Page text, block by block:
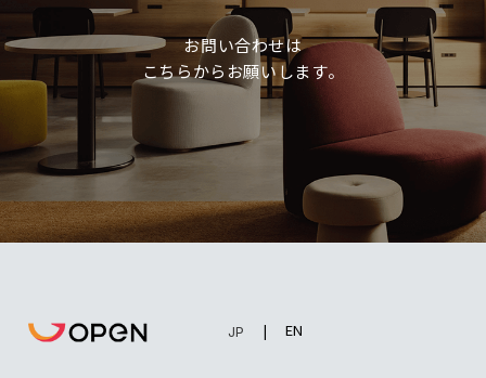
お問い合わせは
こちらからお願いします。
EN
JP